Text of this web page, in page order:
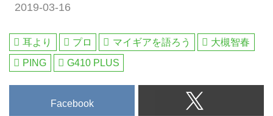
2019-03-16
耳より プロ マイギアを語ろう
大槻智春
PING
G410 PLUS
Facebook